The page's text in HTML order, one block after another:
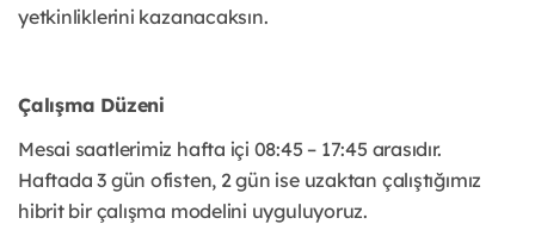
yetkinliklerini kazanacaksın.
Çalışma Düzeni
Mesai saatlerimiz hafta içi 08:45 – 17:45 arasıdır.
Haftada 3 gün ofisten, 2 gün ise uzaktan çalıştığımız
hibrit bir çalışma modelini uyguluyoruz.